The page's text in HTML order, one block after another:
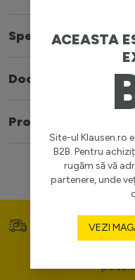
Specificatii
Documente
Produse similare
ACEASTA
Site-ul Klausen.ro
B2B. Pentru
rugăm să vă
partenere, unde
VEZI